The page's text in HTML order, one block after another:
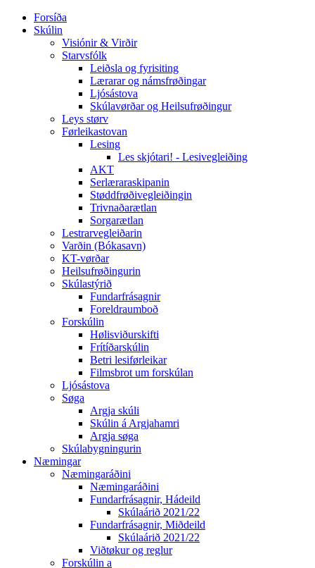
Forsíða
Skúlin
Visiónir & Virðir
Starvsfólk
Leiðsla og fyrisiting
Lærarar og námsfrøðingar
Ljósástova
Skúlavørðar og Heilsufrøðingur
Leys størv
Førleikastovan
Lesing
Les skjótari! - Lesivegleiðing
AKT
Serlæraraskipanin
Støddfrøðivegleiðingin
Trivnaðarætlan
Sorgarætlan
Lestrarvegleiðarin
Varðin (Bókasavn)
KT-vørðar
Heilsufrøðingurin
Skúlastýrið
Fundarfrásagnir
Foreldraumboð
Forskúlin
Hølisviðurskifti
Frítíðarskúlin
Betri lesiførleikar
Filmsbrot um forskúlan
Ljósástova
Søga
Argja skúli
Skúlin á Argjahamri
Argja søga
Skúlabygningurin
Næmingar
Næmingaráðini
Næmingaráðini
Fundarfrásagnir, Hádeild
Skúlaárið 2021/22
Fundarfrásagnir, Miðdeild
Skúlaárið 2021/22
Viðtøkur og reglur
Forskúlin a